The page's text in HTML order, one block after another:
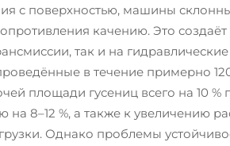
с поверхностью, машины
качению. Это создаёт
так и на
в течение примерно
площади гусениц всего на 10 %
8–12 %, а также к увеличению
Однако проблемы